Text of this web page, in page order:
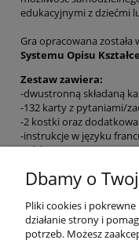
edukacyjnymi z dziećmi
Gra opracowana
Systemu Opisu
Zestaw zawiera:
-dwustronną składaną
-132 karty z pytaniami/
-2 kostki oraz
-instrukcje w języku
polskim.
EAN: 9788853622778
Dbamy o
Pliki cookies i
działanie strony i
potrzeb. Możesz